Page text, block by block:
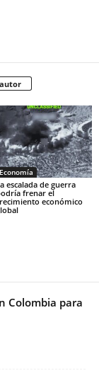
Economía
escalada de guerra
frenar el
económico
Colombia para